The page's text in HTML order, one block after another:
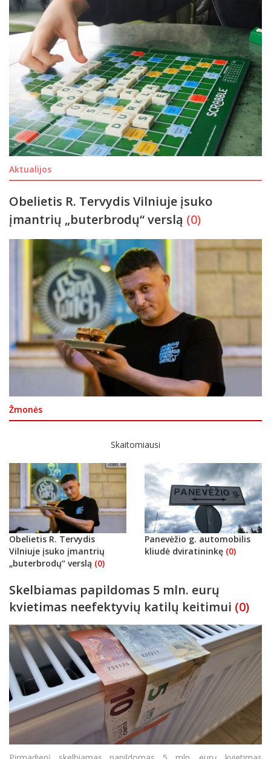
Aktualijos
Obelietis R. Tervydis Vilniuje įsuko
įmantrių „buterbrodų“ verslą (0)
Žmonės
Skaitomiausi
Obelietis R. Tervydis
Vilniuje įsuko įmantrių
„buterbrodų“ verslą (0)
Panevėžio g. automobilis
kliudė dviratininkę (0)
Skelbiamas papildomas 5 mln. eurų
kvietimas neefektyvių katilų keitimui (0)